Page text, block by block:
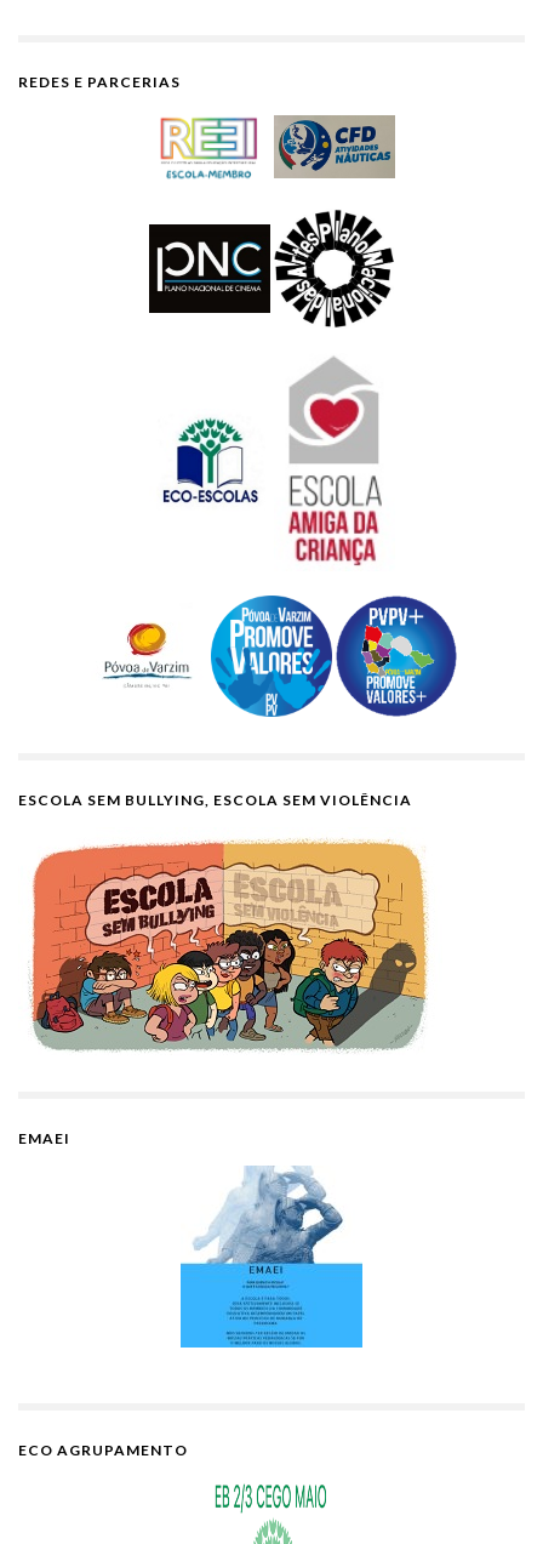
REDES E PARCERIAS
ESCOLA SEM BULLYING, ESCOLA SEM VIOLÊNCIA
EMAEI
ECO AGRUPAMENTO